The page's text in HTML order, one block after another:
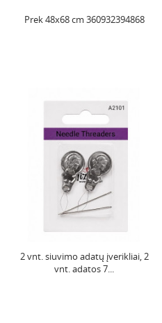
Prek 48x68 cm 360932394868
2 vnt. siuvimo adatų įverikliai, 2
vnt. adatos 7...